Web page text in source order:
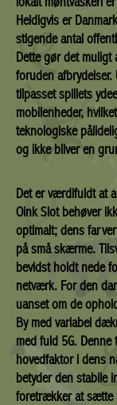
Heldigvis er
stigende antal
Dette gør det muligt
foruden
tilpasset spillets
mobilenheder,
teknologiske
og ikke bliver en
Det er værdifuldt at
Oink Slot behøver
optimalt; dens
på små skærme.
bevidst holdt nede
netværk. For den
uanset om de
By med variabel
med fuld 5G.
hovedfaktor i dens
betyder den stabile
foretrækker at sætte